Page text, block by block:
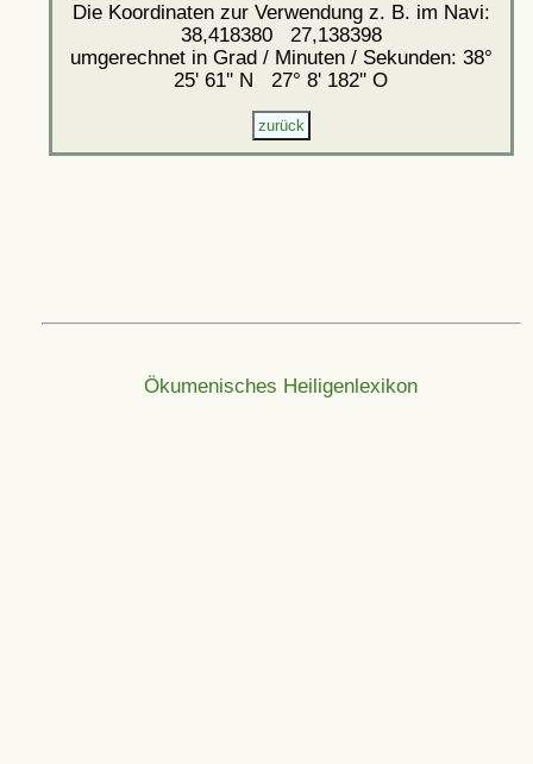
Die Koordinaten zur Verwendung z. B. im Navi:
38,418380 27,138398
umgerechnet in Grad / Minuten / Sekunden: 38°
25' 61'' N 27° 8' 182'' O
Ökumenisches Heiligenlexikon